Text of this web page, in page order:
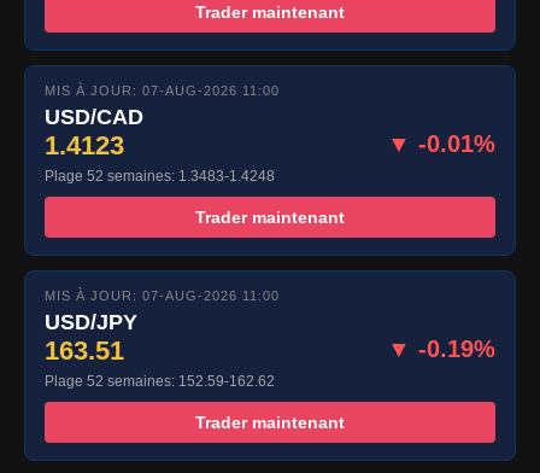
Trader maintenant
MIS À JOUR: 07-AUG-2026 11:00
USD/CAD
1.4123 ▼ -0.01%
Plage 52 semaines: 1.3483-1.4248
Trader maintenant
MIS À JOUR: 07-AUG-2026 11:00
USD/JPY
163.51 ▼ -0.19%
Plage 52 semaines: 152.59-162.62
Trader maintenant